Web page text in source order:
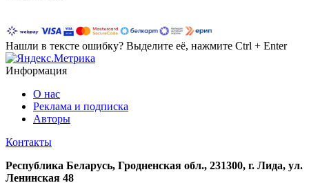
Нашли в тексте ошибку? Выделите её, нажмите Ctrl + Enter
Информация
О нас
Реклама и подписка
Авторы
Контакты
Республика Беларусь, Гродненская обл., 231300, г. Лида, ул.
Ленинская 48